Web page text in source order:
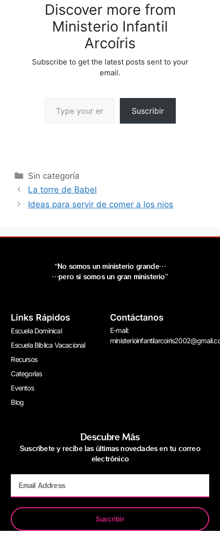
Discover more from
Ministerio Infantil
Arcoíris
Subscribe to get the latest posts sent to your
email.
Suscribir
Sin categoría
La torre de Babel
Ideas para servir de comer a los nios
“No somos un ministerio grande…
…pero si somos un gran ministerio”
Links Rápidos
Escuela Dominical
Escuela Bíblica Vacacional
Recursos
Categorías
Eventos
Blog
Contáctanos
E-mail:
Descubre Más
Suscríbete y recibe las últimas novedades en tu correo
electrónico
Suscribir